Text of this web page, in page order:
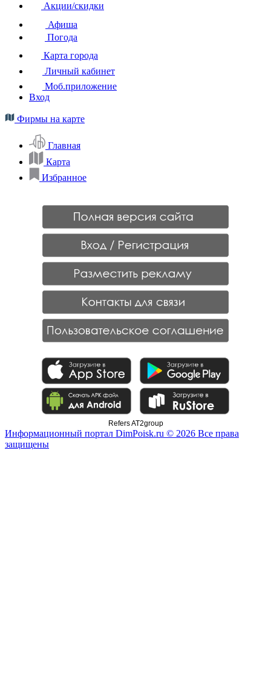
Акции/скидки
Афиша
Погода
Карта города
Личный кабинет
Моб.приложение
Вход
Фирмы на карте
Главная
Карта
Избранное
Refers AT2group
Информационный портал DimPoisk.ru © 2026 Все права
защищены